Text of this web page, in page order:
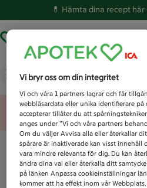
💊 Hämta dina recept här
Vad letar du efter idag?
Unknown
Vi bryr oss om din integritet
Vi och våra1 partners lagrar och får
webbläsardata eller unika identifierare
accepterar tillåter du att
anges under ”Vi och våra partners
Om du väljer Avvisa alla eller återkallar
spårare är inaktiverade kan visst innehåll
vara mindre relevanta för dig. Du kan
ändra dina val eller återkalla ditt
på länken Anpassa cookieinställningar
kommer att ha effekt inom vår